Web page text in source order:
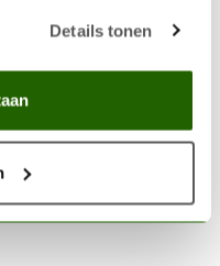
Details tonen